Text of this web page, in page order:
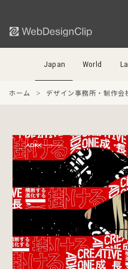
Japan World
ホーム デザイン事務所・制作会